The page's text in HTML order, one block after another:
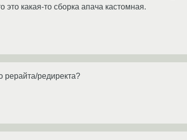
какая-то сборка апача кастомная.
рерайта/редиректа?